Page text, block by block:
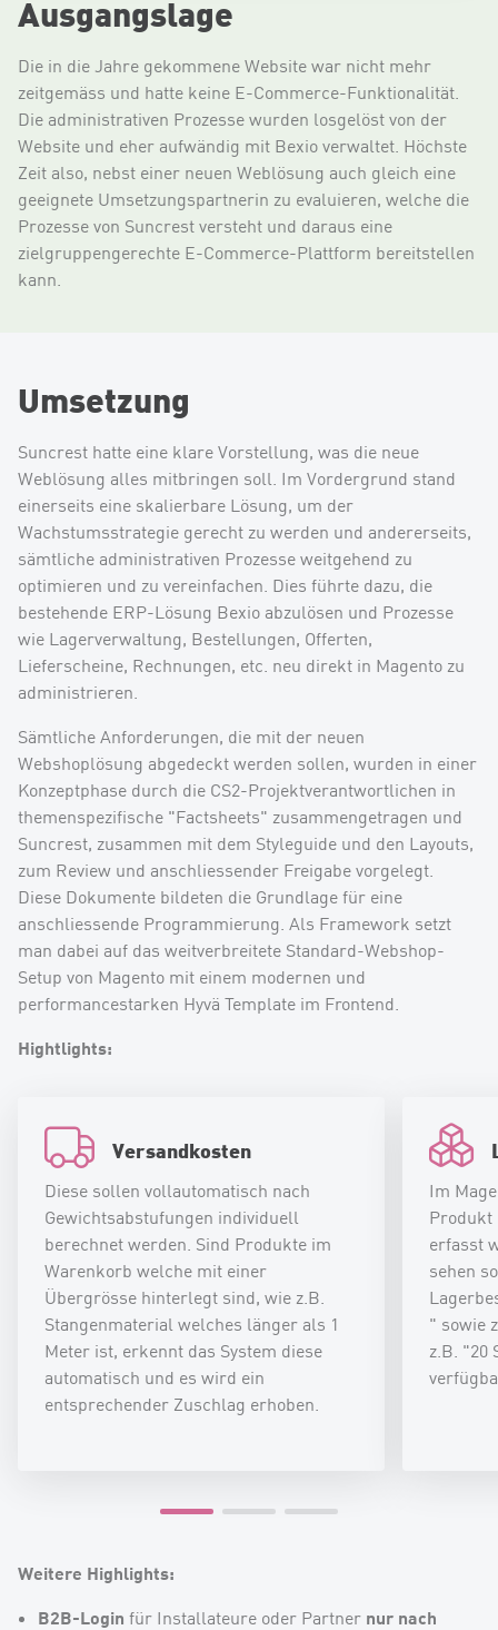
Ausgangslage
Die in die Jahre gekommene Website war nicht mehr
zeitgemäss und hatte keine E-Commerce-Funktionalität.
Die administrativen Prozesse wurden losgelöst von der
Website und eher aufwändig mit Bexio verwaltet. Höchste
Zeit also, nebst einer neuen Weblösung auch gleich eine
geeignete Umsetzungspartnerin zu evaluieren, welche die
Prozesse von Suncrest versteht und daraus eine
zielgruppengerechte E-Commerce-Plattform bereitstellen
kann.
Umsetzung
Suncrest hatte eine klare Vorstellung, was die neue
Weblösung alles mitbringen soll. Im Vordergrund stand
einerseits eine skalierbare Lösung, um der
Wachstumsstrategie gerecht zu werden und andererseits,
sämtliche administrativen Prozesse weitgehend zu
optimieren und zu vereinfachen. Dies führte dazu, die
bestehende ERP-Lösung Bexio abzulösen und Prozesse
wie Lagerverwaltung, Bestellungen, Offerten,
Lieferscheine, Rechnungen, etc. neu direkt in Magento zu
administrieren.
Sämtliche Anforderungen, die mit der neuen
Webshoplösung abgedeckt werden sollen, wurden in einer
Konzeptphase durch die CS2-Projektverantwortlichen in
themenspezifische "Factsheets" zusammengetragen und
Suncrest, zusammen mit dem Styleguide und den Layouts,
zum Review und anschliessender Freigabe vorgelegt.
Diese Dokumente bildeten die Grundlage für eine
anschliessende Programmierung. Als Framework setzt
man dabei auf das weitverbreitete Standard-Webshop-
Setup von Magento mit einem modernen und
performancestarken Hyvä Template im Frontend.
Hightlights:
Versandkosten
Diese sollen vollautomatisch nach
Gewichtsabstufungen individuell
berechnet werden. Sind Produkte im
Warenkorb welche mit einer
Übergrösse hinterlegt sind, wie z.B.
Stangenmaterial welches länger als 1
Meter ist, erkennt das System diese
automatisch und es wird ein
entsprechender Zuschlag erhoben.
Im
Produkt
erfasst
sehen
" sowie
z.B. "20
Weitere Highlights:
B2B-Login für Installateure oder Partner nur nach